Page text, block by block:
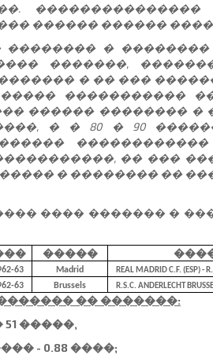
������ ������
�������� �
�������,
� �� ���
�����������
������ �������� �
� � 80 � 90
�� ���
� �������� ��
���� ������� �
�����
63 Madrid REAL MADRID C.F. (ESP) -
63 Brussels R.S.C. ANDERLECHT
�� �������:
�����,
- 0.88 ����;